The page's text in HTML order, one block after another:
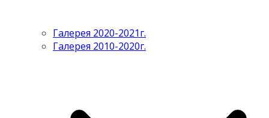
Галерея 2020-2021г.
Галерея 2010-2020г.